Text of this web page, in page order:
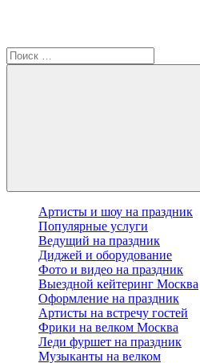
Артисты и шоу на праздник
Популярные услуги
Ведущий на праздник
Диджей и оборудование
Фото и видео на праздник
Выездной кейтеринг Москва
Оформление на праздник
Артисты на встречу гостей
Фрики на велком Москва
Леди фуршет на праздник
Музыканты на велком